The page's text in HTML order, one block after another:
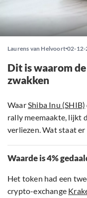
Laurens van Helvoort 02-
Dit is waarom
zwakken
WaarShiba Inu (SHIB)
rally meemaakte, lijkt
verliezen. Wat staat
Waarde is 4%
Het token had een
crypto-exchange